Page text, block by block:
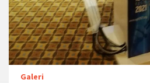
Galeri